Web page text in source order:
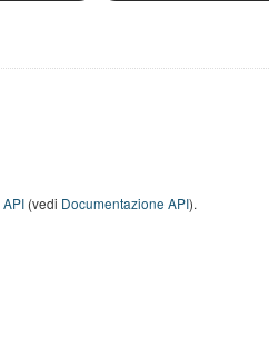
API(vedi Documentazione API).